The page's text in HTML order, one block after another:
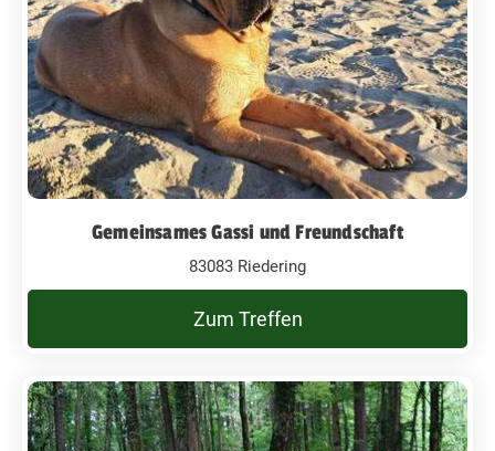
Gemeinsames Gassi und Freundschaft
83083 Riedering
Zum Treffen